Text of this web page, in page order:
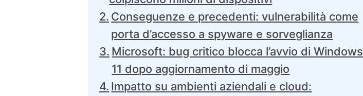
Conseguenze e precedenti: vulnerabilità come
porta d’accesso a spyware e sorveglianza
Microsoft: bug critico blocca l’avvio di Windows
11 dopo aggiornamento di maggio
Impatto su ambienti aziendali e cloud: